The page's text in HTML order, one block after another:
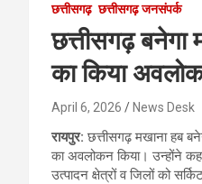
छत्तीसगढ़ छत्तीसगढ़ जनसंपर्क
छत्तीसगढ़ बनेगा
का किया
April 6, 2026 News Desk
रायपुर:छत्तीसगढ़ मखाना हब
का अवलोकन किया। उन्होंने
उत्पादन क्षेत्रों व जिलों को